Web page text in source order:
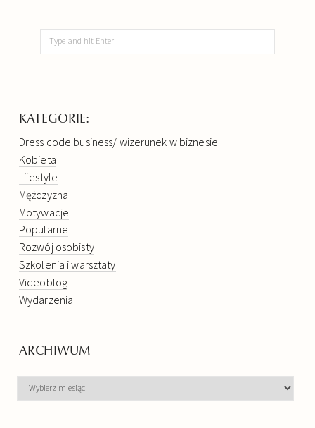
KATEGORIE:
Dress code business/ wizerunek w biznesie
Kobieta
Lifestyle
Mężczyzna
Motywacje
Popularne
Rozwój osobisty
Szkolenia i warsztaty
Videoblog
Wydarzenia
ARCHIWUM